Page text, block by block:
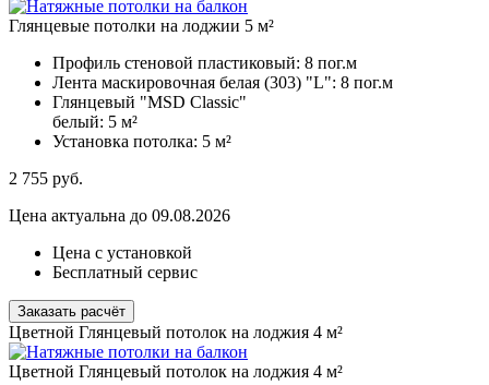
Глянцевые потолки на лоджии 5 м²
Профиль стеновой пластиковый: 8 пог.м
Лента маскировочная белая (303) "L": 8 пог.м
Глянцевый "MSD Classic"
белый: 5 м²
Установка потолка: 5 м²
2 755 руб.
Цена актуальна до 09.08.2026
Цена с установкой
Бесплатный сервис
Заказать расчёт
Цветной Глянцевый потолок на лоджия 4 м²
Цветной Глянцевый потолок на лоджия 4 м²